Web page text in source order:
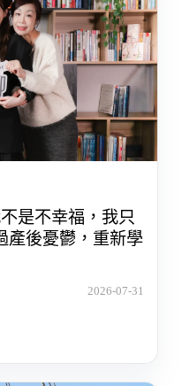
是不幸福，我只
後憂鬱，重新學
2026-07-31